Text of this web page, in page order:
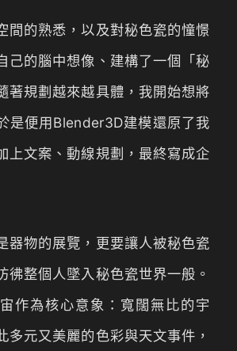
間的熟悉，以及對秘色瓷的憧憬
己的腦中想像、建構了一個「秘
著規劃越來越具體，我開始想將
是便用Blender3D建模還原了我
上文案、動線規劃，最終寫成企
器物的展覽，更要讓人被秘色瓷
彿整個人墜入秘色瓷世界一般。
作為核心意象：寬闊無比的宇
多元又美麗的色彩與天文事件，